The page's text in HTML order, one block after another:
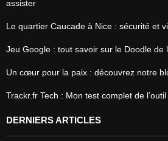
assister
Le quartier Caucade à Nice : sécurité et
Jeu Google : tout savoir sur le Doodle de
Un cœur pour la paix : découvrez notre
Trackr.fr Tech : Mon test complet de
DERNIERS ARTICLES